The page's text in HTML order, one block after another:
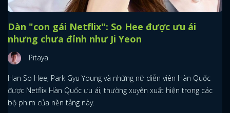
Dàn "con gái Netflix": So Hee được ưu ái
nhưng chưa đỉnh như Ji Yeon
Pitaya
Han So Hee, Park Gyu Young và những nữ diễn viên Hàn Quốc
được Netflix Hàn Quốc ưu ái, thường xuyên xuất hiện trong các
bộ phim của nền tảng này.